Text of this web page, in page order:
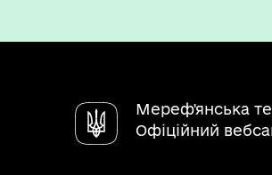
Мереф'янська
Офіційний